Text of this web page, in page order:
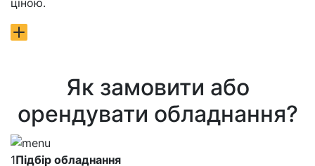
ціною.
Як замовити або
орендувати обладнання?
1Підбір обладнання